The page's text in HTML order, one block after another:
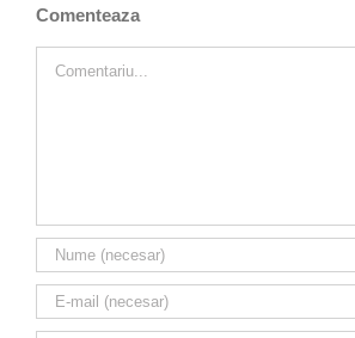
Comenteaza